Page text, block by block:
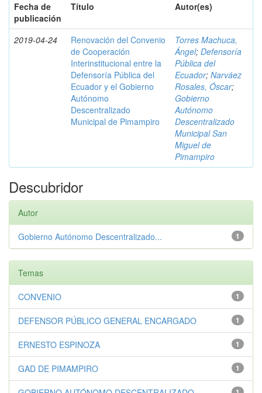
Fecha de
publicación
Título Autor(es)
2019-04-24
Renovación del Convenio
de Cooperación
Interinstitucional entre la
Defensoría Pública del
Ecuador y el Gobierno
Autónomo
Descentralizado
Municipal de Pimampiro
Torres Machuca,
Ángel; Defensoría
Pública del
Ecuador; Narváez
Rosales, Óscar;
Gobierno
Autónomo
Descentralizado
Municipal San
Miguel de
Pimampiro
Descubridor
Autor
1
Gobierno Autónomo Descentralizado...
Temas
1
CONVENIO
1
DEFENSOR PÚBLICO GENERAL ENCARGADO
1
ERNESTO ESPINOZA
1
GAD DE PIMAMPIRO